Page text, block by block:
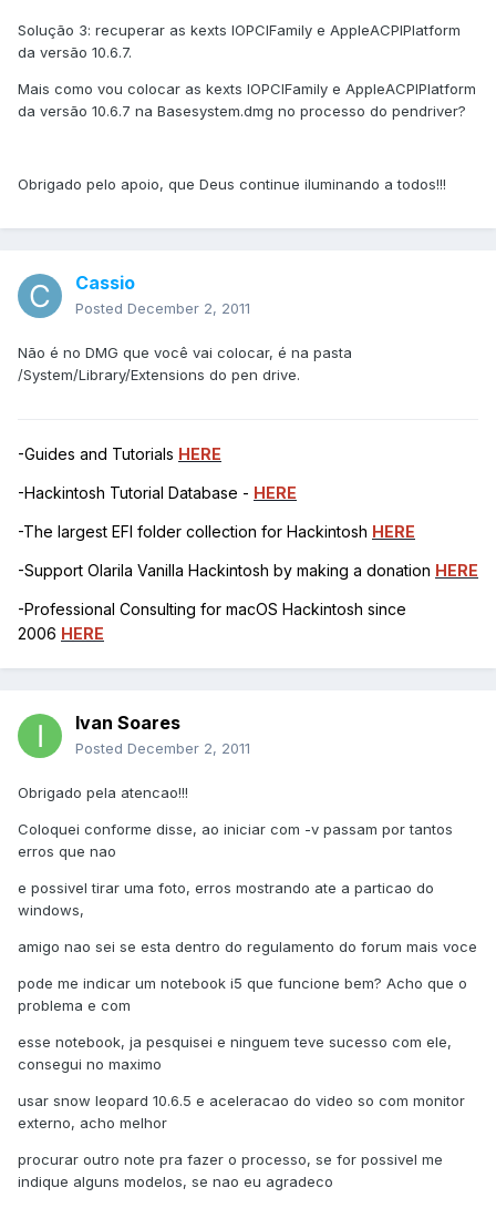
Solução 3: recuperar as kexts IOPCIFamily e AppleACPIPlatform
da versão 10.6.7.
Mais como vou colocar as kexts IOPCIFamily e AppleACPIPlatform
da versão 10.6.7 na Basesystem.dmg no processo do pendriver?
Obrigado pelo apoio, que Deus continue iluminando a todos!!!
Cassio
Posted December 2, 2011
Não é no DMG que você vai colocar, é na pasta
/System/Library/Extensions do pen drive.
-Guides and Tutorials HERE
-Hackintosh Tutorial Database - HERE
-The largest EFI folder collection for Hackintosh HERE
-Support Olarila Vanilla Hackintosh by making a donation HERE
-Professional Consulting for macOS Hackintosh since
2006 HERE
Ivan Soares
Posted December 2, 2011
Obrigado pela atencao!!!
Coloquei conforme disse, ao iniciar com -v passam por tantos
erros que nao
e possivel tirar uma foto, erros mostrando ate a particao do
windows,
amigo nao sei se esta dentro do regulamento do forum mais voce
pode me indicar um notebook i5 que funcione bem? Acho que o
problema e com
esse notebook, ja pesquisei e ninguem teve sucesso com ele,
consegui no maximo
usar snow leopard 10.6.5 e aceleracao do video so com monitor
externo, acho melhor
procurar outro note pra fazer o processo, se for possivel me
indique alguns modelos, se nao eu agradeco